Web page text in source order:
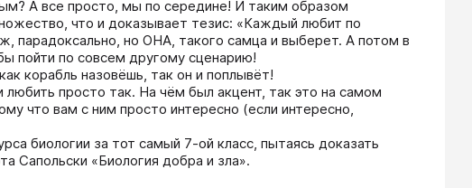
А все просто, мы по середине! И таким образом
что и доказывает тезис: «Каждый любит по
парадоксально, но ОНА, такого самца и выберет. А потом в
пойти по совсем другому сценарию!
корабль назовёшь, так он и поплывёт!
просто так. На чём был акцент, так это на самом
что вам с ним просто интересно (если интересно,
биологии за тот самый 7-ой класс, пытаясь доказать
Сапольски «Биология добра и зла».